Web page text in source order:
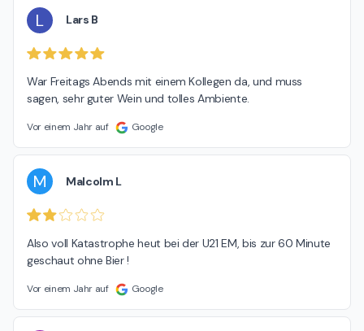
L Lars B
War Freitags Abends mit einem Kollegen da, und muss
sagen, sehr guter Wein und tolles Ambiente.
Vor einem Jahr auf Google
M Malcolm L
Also voll Katastrophe heut bei der U21 EM, bis zur 60 Minute
geschaut ohne Bier !
Vor einem Jahr auf Google